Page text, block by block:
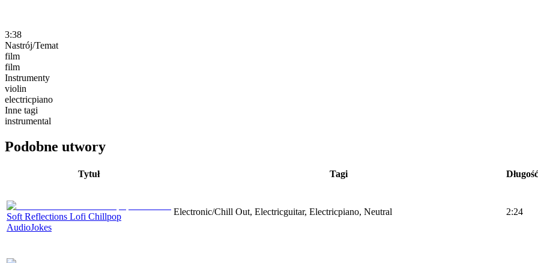
3:38
Nastrój/Temat
film
film
Instrumenty
violin
electricpiano
Inne tagi
instrumental
Podobne utwory
Tytuł Tagi Długość
Soft Reflections Lofi Chillpop
AudioJokes
Electronic/Chill Out, Electricguitar, Electricpiano, Neutral 2:24